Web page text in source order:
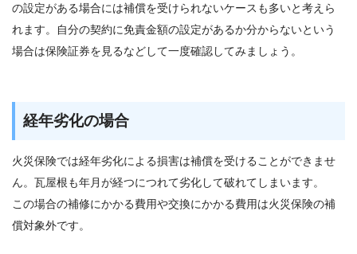
の設定がある場合には補償を受けられないケースも多いと考えら
れます。自分の契約に免責金額の設定があるか分からないという
場合は保険証券を見るなどして一度確認してみましょう。
経年劣化の場合
火災保険では経年劣化による損害は補償を受けることができませ
ん。瓦屋根も年月が経つにつれて劣化して破れてしまいます。
この場合の補修にかかる費用や交換にかかる費用は火災保険の補
償対象外です。